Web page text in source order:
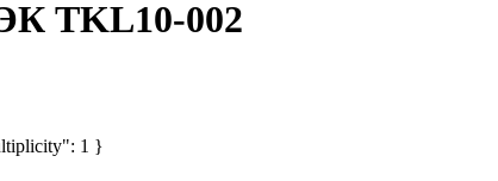
TKL10-002
1 }